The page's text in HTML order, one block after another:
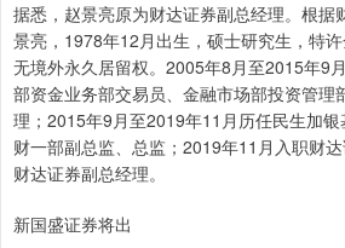
据悉，赵景亮原为财达证券副总经理。根据
景亮，1978年12月出生，硕士研究生，特
无境外永久居留权。2005年8月至2015年9
部资金业务部交易员、金融市场部投资管理
理；2015年9月至2019年11月历任民生加
财一部副总监、总监；2019年11月入职财
财达证券副总经理。
新国盛证券将出